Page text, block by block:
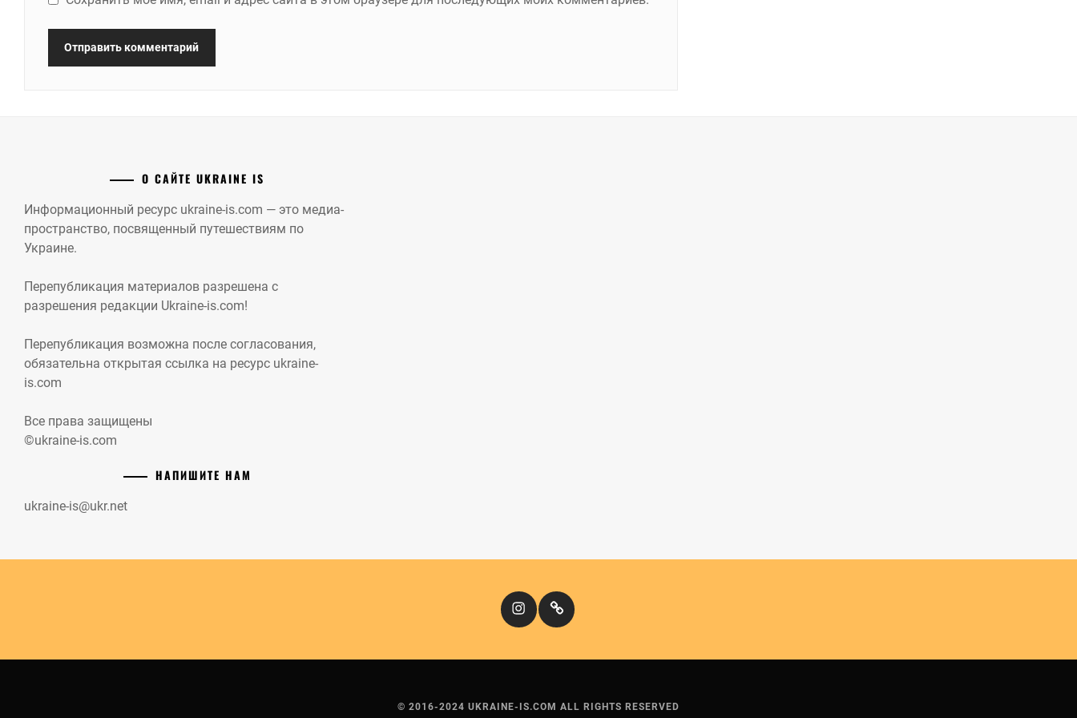
О САЙТЕ UKRAINE IS
Информационный ресурс ukraine-is.com — это медиа-
пространство, посвященный путешествиям по
Украине.
Перепубликация материалов разрешена с
разрешения редакции Ukraine-is.com!
Перепубликация возможна после согласования,
обязательна открытая ссылка на ресурс ukraine-
is.com
Все права защищены
©ukraine-is.com
НАПИШИТЕ НАМ
ukraine-is@ukr.net
InstagramКіномандри
© 2016-2024 UKRAINE-IS.COM ALL RIGHTS RESERVED